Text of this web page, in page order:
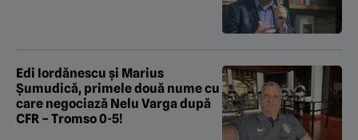
Edi Iordănescu și Marius
Șumudică, primele două nume cu
care negociază Nelu Varga după
CFR – Tromso 0-5!